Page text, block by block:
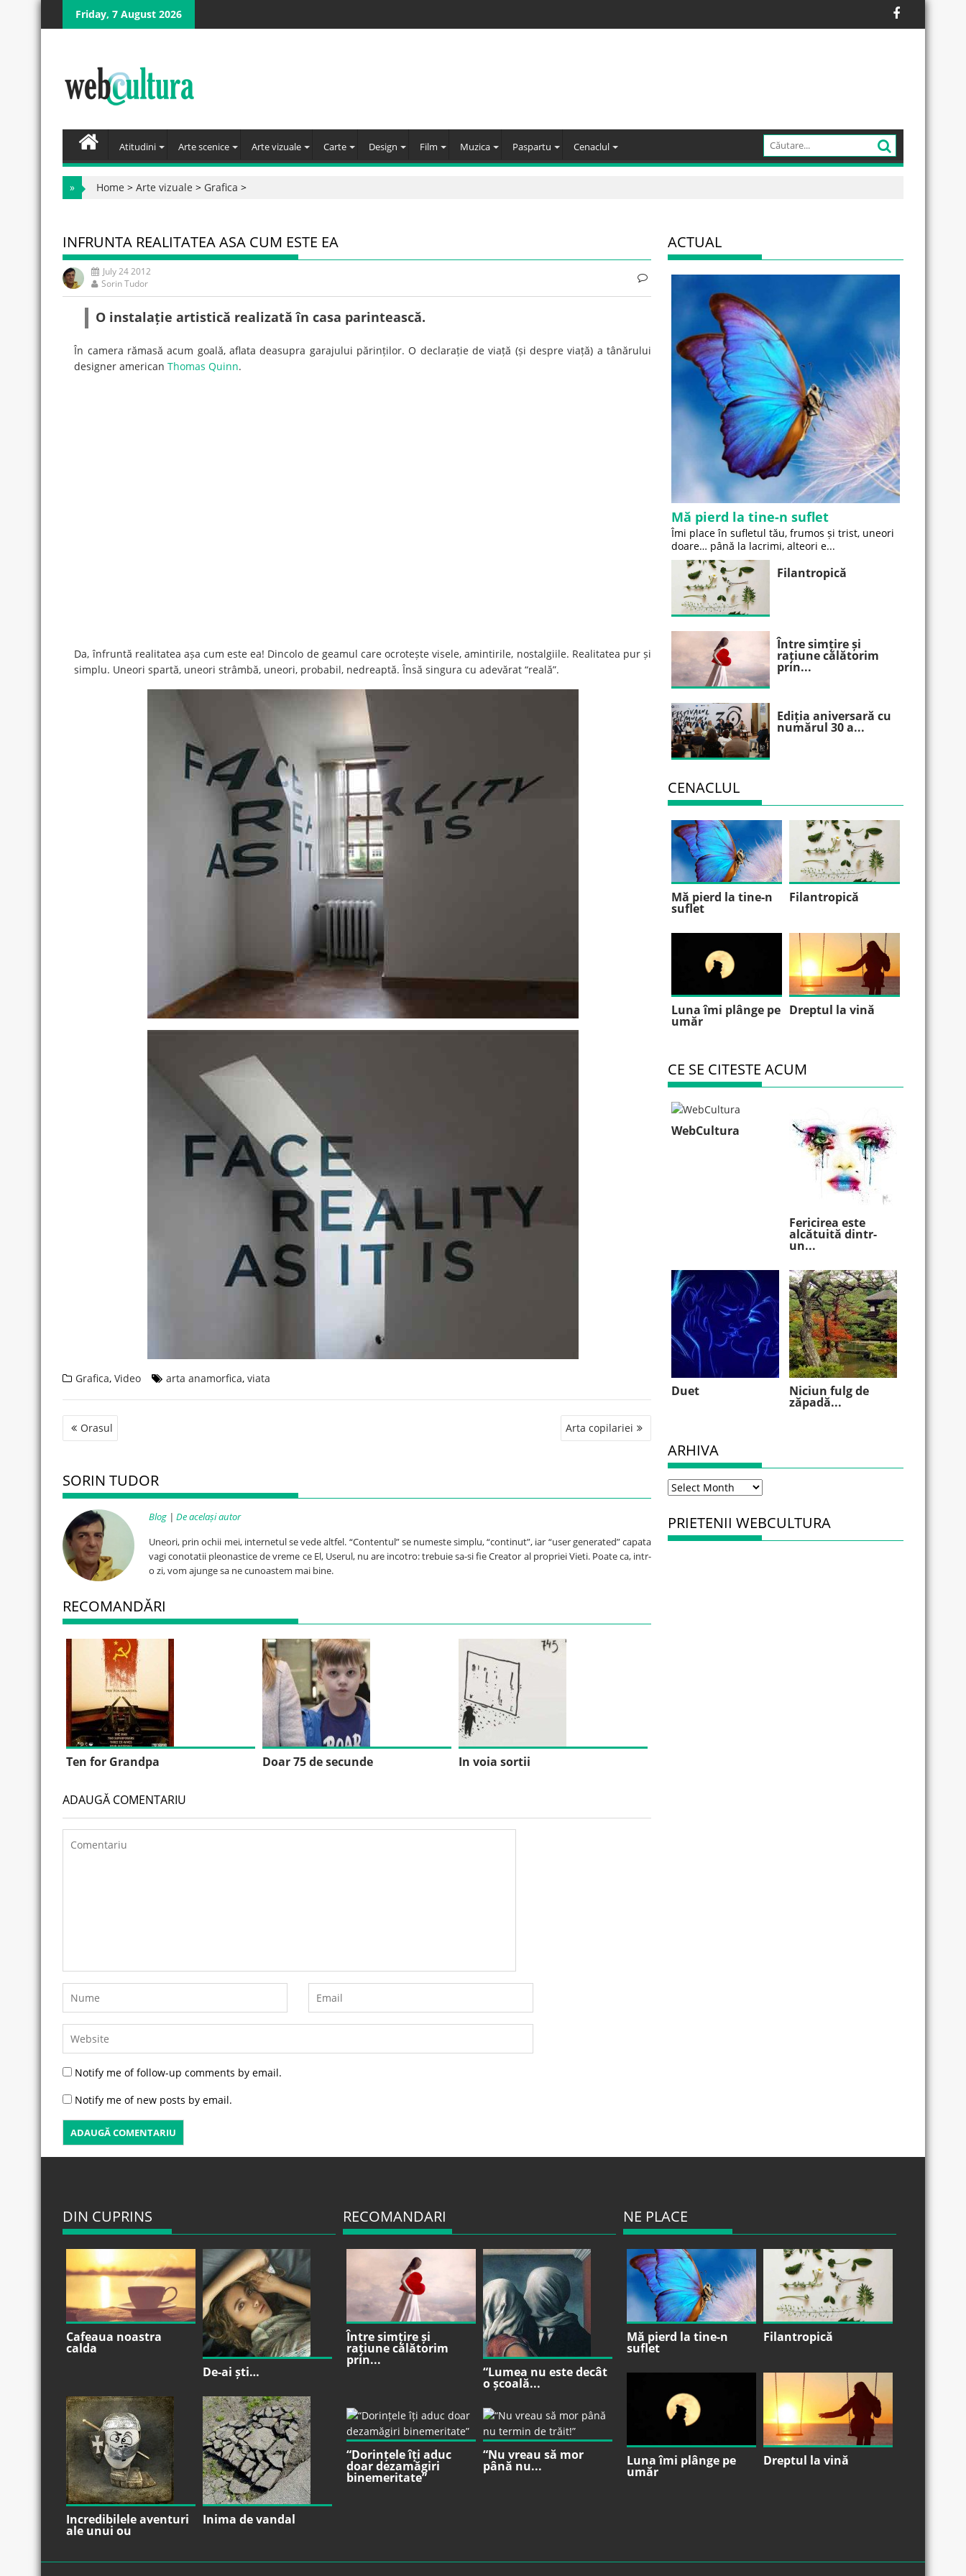
Skip
Friday, 7 August 2026
Atitudini Arte scenice Arte vizuale Carte Design Film Muzica Paspartu Cenaclul
» Home > Arte vizuale > Grafica >
INFRUNTA REALITATEA ASA CUM ESTE EA
July 24 2012
Sorin Tudor
O instalație artistică realizată în casa parintească.
În camera rămasă acum goală, aflata deasupra garajului părinților. O declarație de viață (și despre viață) a tânărului
designer americanThomas Quinn.
Da, înfruntă realitatea așa cum este ea! Dincolo de geamul care ocrotește visele, amintirile, nostalgiile. Realitatea pur și
simplu. Uneori spartă, uneori strâmbă, uneori, probabil, nedreaptă. Însă singura cu adevărat “reală”.
Grafica, Video arta anamorfica, viata
Post
navigation
Orasul Arta copilariei
SORIN TUDOR
Blog | De același autor
Uneori, prin ochii mei, internetul se vede altfel. “Contentul” se numeste simplu, “continut”, iar “user generated” capata
vagi conotatii pleonastice de vreme ce El, Userul, nu are incotro: trebuie sa-si fie Creator al propriei Vieti. Poate ca, intr-
o zi, vom ajunge sa ne cunoastem mai bine.
RECOMANDĂRI
Ten for Grandpa Doar 75 de secunde In voia sortii
ADAUGĂ COMENTARIU
Notify me of follow-up comments by email.
Notify me of new posts by email.
ACTUAL
Mă pierd la tine-n suflet
Îmi place în sufletul tău, frumos și trist, uneori
doare… până la lacrimi, alteori e...
Filantropică
Între simțire și
rațiune călătorim
prin...
Ediția aniversară cu
numărul 30 a...
CENACLUL
Mă pierd la tine-n
suflet
Filantropică
Luna îmi plânge pe
umăr
Dreptul la vină
CE SE CITESTE ACUM
WebCultura
Fericirea este
alcătuită dintr-
un...
Duet Niciun fulg de
zăpadă...
ARHIVA
Arhiva
PRIETENII WEBCULTURA
DIN CUPRINS
Cafeaua noastra
calda
De-ai ști…
Incredibilele aventuri
ale unui ou
Inima de vandal
RECOMANDARI
Între simțire și
rațiune călătorim
prin...
“Lumea nu este decât
o școală...
“Dorințele îți aduc
doar dezamăgiri
binemeritate”
“Nu vreau să mor
până nu...
NE PLACE
Mă pierd la tine-n
suflet
Filantropică
Luna îmi plânge pe
umăr
Dreptul la vină